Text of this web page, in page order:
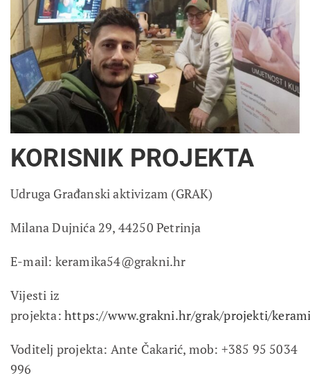
KORISNIK PROJEKTA
Udruga Građanski aktivizam (GRAK)
Milana Dujnića 29, 44250 Petrinja
E-mail: keramika54@grakni.hr
Vijesti iz
projekta: https://www.grakni.hr/grak/projekti/
Voditelj projekta: Ante Čakarić, mob: +385 95 5034
996